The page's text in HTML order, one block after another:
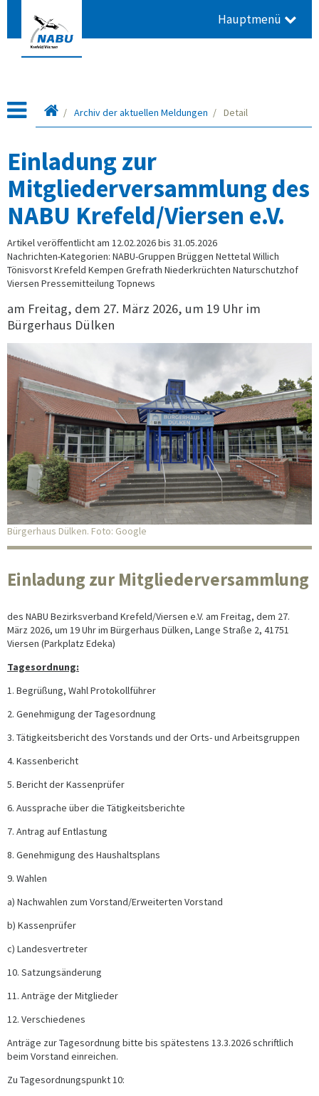
Hauptmenü
Startseite
Archiv der aktuellen Meldungen Detail
Einladung zur
Mitgliederversammlung des
NABU Krefeld/Viersen e.V.
Artikel veröffentlicht am 12.02.2026 bis 31.05.2026
Nachrichten-Kategorien: NABU-Gruppen Brüggen Nettetal Willich
Tönisvorst Krefeld Kempen Grefrath Niederkrüchten Naturschutzhof
Viersen Pressemitteilung Topnews
am Freitag, dem 27. März 2026, um 19 Uhr im
Bürgerhaus Dülken
Bürgerhaus Dülken. Foto: Google
Einladung zur Mitgliederversammlung
des NABU Bezirksverband Krefeld/Viersen e.V. am Freitag, dem 27.
März 2026, um 19 Uhr im Bürgerhaus Dülken, Lange Straße 2, 41751
Viersen (Parkplatz Edeka)
Tagesordnung:
1. Begrüßung, Wahl Protokollführer
2. Genehmigung der Tagesordnung
3. Tätigkeitsbericht des Vorstands und der Orts- und Arbeitsgruppen
4. Kassenbericht
5. Bericht der Kassenprüfer
6. Aussprache über die Tätigkeitsberichte
7. Antrag auf Entlastung
8. Genehmigung des Haushaltsplans
9. Wahlen
a) Nachwahlen zum Vorstand/Erweiterten Vorstand
b) Kassenprüfer
c) Landesvertreter
10. Satzungsänderung
11. Anträge der Mitglieder
12. Verschiedenes
Anträge zur Tagesordnung bitte bis spätestens 13.3.2026 schriftlich
beim Vorstand einreichen.
Zu Tagesordnungspunkt 10: